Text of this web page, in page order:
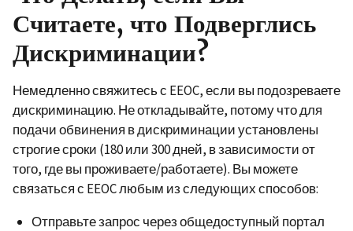
Считаете, что Подверглись
Дискриминации?
Немедленно свяжитесь с EEOC, если вы подозреваете
дискриминацию. Не откладывайте, потому что для
подачи обвинения в дискриминации установлены
строгие сроки (180 или 300 дней, в зависимости от
того, где вы проживаете/работаете). Вы можете
связаться с EEOC любым из следующих способов:
Отправьте запрос через общедоступный портал